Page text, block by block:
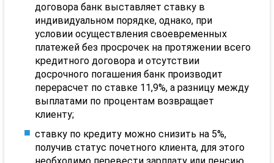
договора банк выставляет ставку в
индивидуальном порядке, однако, при
условии осуществления своевременных
платежей без просрочек на протяжении всего
кредитного договора и отсутствии
досрочного погашения банк производит
перерасчет по ставке 11,9%, а разницу между
выплатами по процентам возвращает
клиенту;
ставку по кредиту можно снизить на 5%,
получив статус почетного клиента, для этого
необходимо перевести зарплату или пенсию